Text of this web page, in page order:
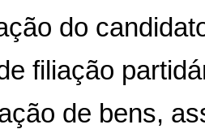
do
filiação
de bens,